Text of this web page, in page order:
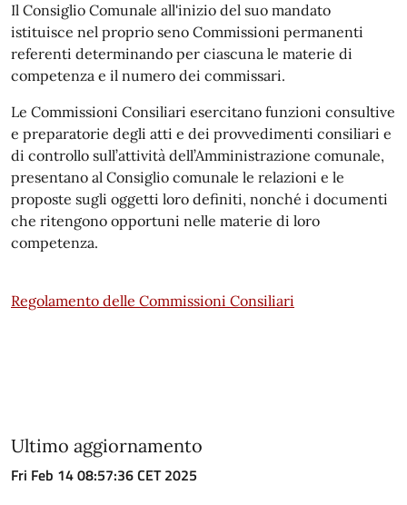
Il Consiglio Comunale all'inizio del suo mandato
istituisce nel proprio seno Commissioni permanenti
referenti determinando per ciascuna le materie di
competenza e il numero dei commissari.
Le Commissioni Consiliari esercitano funzioni consultive
e preparatorie degli atti e dei provvedimenti consiliari e
di controllo sull’attività dell’Amministrazione comunale,
presentano al Consiglio comunale le relazioni e le
proposte sugli oggetti loro definiti, nonché i documenti
che ritengono opportuni nelle materie di loro
competenza.
Regolamento delle Commissioni Consiliari
Ultimo aggiornamento
Fri Feb 14 08:57:36 CET 2025